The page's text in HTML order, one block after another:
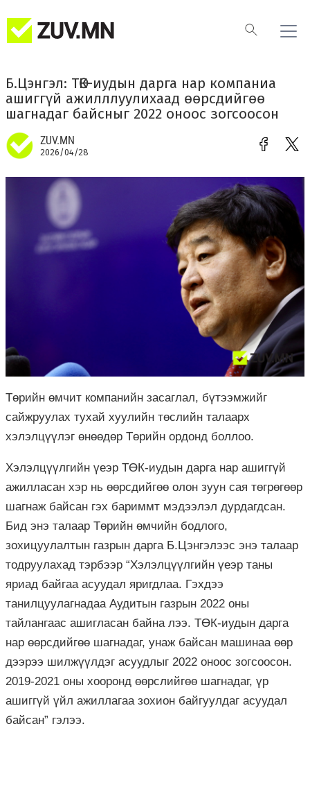
​Б.Цэнгэл: ТӨК-иудын дарга нар компаниа
ашиггүй ажилллуулихаад өөрсдийгөө
шагнадаг байсныг 2022 оноос зогсоосон
ZUV.MN
2026/04/28
Төрийн өмчит компанийн засаглал, бүтээмжийг
сайжруулах тухай хуулийн төслийн талаарх
хэлэлцүүлэг өнөөдөр Төрийн ордонд боллоо.
Хэлэлцүүлгийн үеэр ТӨК-иудын дарга нар ашиггүй
ажилласан хэр нь өөрсдийгөө олон зуун сая төгрөгөөр
шагнаж байсан гэх бариммт мэдээлэл дурдагдсан.
Бид энэ талаар Төрийн өмчийн бодлого,
зохицуулалтын газрын дарга Б.Цэнгэлээс энэ талаар
тодруулахад тэрбээр “Хэлэлцүүлгийн үеэр таны
яриад байгаа асуудал яригдлаа. Гэхдээ
танилцуулагнадаа Аудитын газрын 2022 оны
тайлангаас ашигласан байна лээ. ТӨК-иудын дарга
нар өөрсдийгөө шагнадаг, унаж байсан машинаа өөр
дээрээ шилжүүлдэг асуудлыг 2022 оноос зогсоосон.
2019-2021 оны хооронд өөрслийгөө шагнадаг, үр
ашиггүй үйл ажиллагаа зохион байгуулдаг асуудал
байсан” гэлээ.